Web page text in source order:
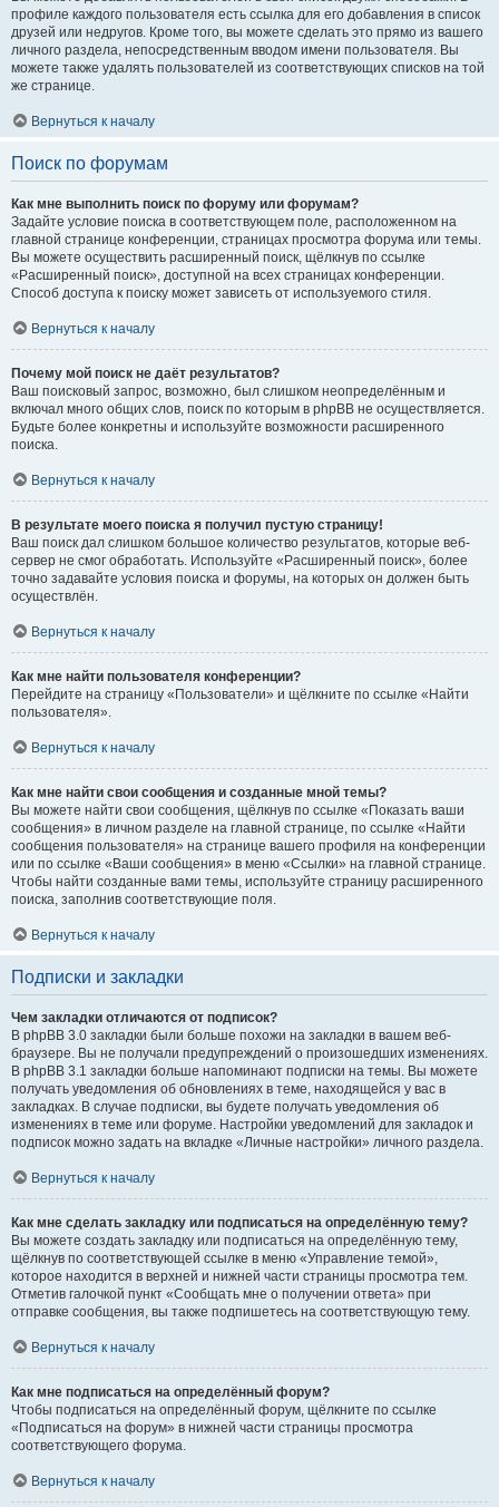
профиле каждого пользователя есть ссылка для его добавления в список
друзей или недругов. Кроме того, вы можете сделать это прямо из вашего
личного раздела, непосредственным вводом имени пользователя. Вы
можете также удалять пользователей из соответствующих списков на той
же странице.
Вернуться к началу
Поиск по форумам
Как мне выполнить поиск по форуму или форумам?
Задайте условие поиска в соответствующем поле, расположенном на
главной странице конференции, страницах просмотра форума или темы.
Вы можете осуществить расширенный поиск, щёлкнув по ссылке
«Расширенный поиск», доступной на всех страницах конференции.
Способ доступа к поиску может зависеть от используемого стиля.
Вернуться к началу
Почему мой поиск не даёт результатов?
Ваш поисковый запрос, возможно, был слишком неопределённым и
включал много общих слов, поиск по которым в phpBB не осуществляется.
Будьте более конкретны и используйте возможности расширенного
поиска.
Вернуться к началу
В результате моего поиска я получил пустую страницу!
Ваш поиск дал слишком большое количество результатов, которые веб-
сервер не смог обработать. Используйте «Расширенный поиск», более
точно задавайте условия поиска и форумы, на которых он должен быть
осуществлён.
Вернуться к началу
Как мне найти пользователя конференции?
Перейдите на страницу «Пользователи» и щёлкните по ссылке «Найти
пользователя».
Вернуться к началу
Как мне найти свои сообщения и созданные мной темы?
Вы можете найти свои сообщения, щёлкнув по ссылке «Показать ваши
сообщения» в личном разделе на главной странице, по ссылке «Найти
сообщения пользователя» на странице вашего профиля на конференции
или по ссылке «Ваши сообщения» в меню «Ссылки» на главной странице.
Чтобы найти созданные вами темы, используйте страницу расширенного
поиска, заполнив соответствующие поля.
Вернуться к началу
Подписки и закладки
Чем закладки отличаются от подписок?
В phpBB 3.0 закладки были больше похожи на закладки в вашем веб-
браузере. Вы не получали предупреждений о произошедших изменениях.
В phpBB 3.1 закладки больше напоминают подписки на темы. Вы можете
получать уведомления об обновлениях в теме, находящейся у вас в
закладках. В случае подписки, вы будете получать уведомления об
изменениях в теме или форуме. Настройки уведомлений для закладок и
подписок можно задать на вкладке «Личные настройки» личного раздела.
Вернуться к началу
Как мне сделать закладку или подписаться на определённую тему?
Вы можете создать закладку или подписаться на определённую тему,
щёлкнув по соответствующей ссылке в меню «Управление темой»,
которое находится в верхней и нижней части страницы просмотра тем.
Отметив галочкой пункт «Сообщать мне о получении ответа» при
отправке сообщения, вы также подпишетесь на соответствующую тему.
Вернуться к началу
Как мне подписаться на определённый форум?
Чтобы подписаться на определённый форум, щёлкните по ссылке
«Подписаться на форум» в нижней части страницы просмотра
соответствующего форума.
Вернуться к началу